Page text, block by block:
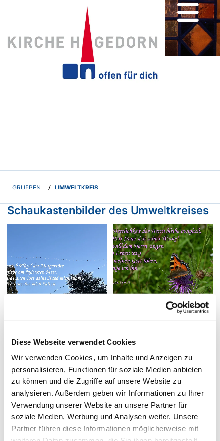
Diese Webseite verwendet Cookies
Wir verwenden Cookies, um Inhalte und Anzeigen zu
personalisieren, Funktionen für soziale Medien anbieten
zu können und die Zugriffe auf unsere Website zu
analysieren. Außerdem geben wir Informationen zu Ihrer
Verwendung unserer Website an unsere Partner für
soziale Medien, Werbung und Analysen weiter. Unsere
Partner führen diese Informationen möglicherweise mit
GRUPPEN / UMWELTKREIS
Schaukastenbilder des Umweltkreises